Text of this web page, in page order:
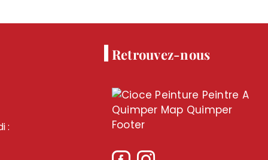
:
Retrouvez-nous